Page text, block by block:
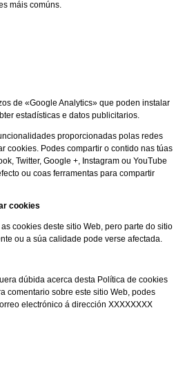
máis comúns.
de «Google Analytics» que poden instalar
estadísticas e datos publicitarios.
proporcionadas polas redes
cookies. Podes compartir o contido nas túas
Twitter, Google +, Instagram ou YouTube
ou coas ferramentas para compartir
cookies
cookies deste sitio Web, pero parte do sitio
ou a súa calidade pode verse afectada.
dúbida acerca desta Política de cookies
comentario sobre este sitio Web, podes
electrónico á dirección XXXXXXXX